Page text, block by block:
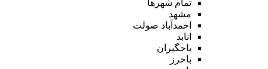
تمام شهر‌ها
مشهد
احمدآباد صولت
انابد
باجگیران
باخرز